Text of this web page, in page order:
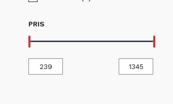
PRIS